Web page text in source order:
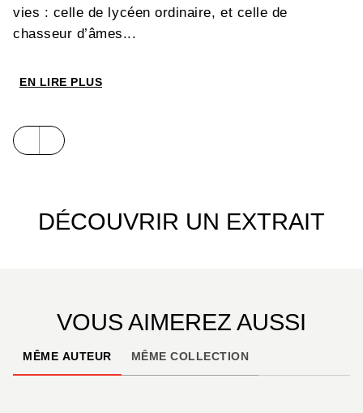
vies : celle de lycéen ordinaire, et celle de
chasseur d’âmes...
EN LIRE PLUS
DÉCOUVRIR UN EXTRAIT
VOUS AIMEREZ AUSSI
MÊME AUTEUR MÊME COLLECTION